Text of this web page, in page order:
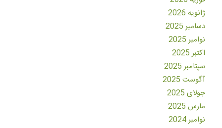
ژانویه 2026
دسامبر 2025
نوامبر 2025
اکتبر 2025
سپتامبر 2025
آگوست 2025
جولای 2025
مارس 2025
نوامبر 2024